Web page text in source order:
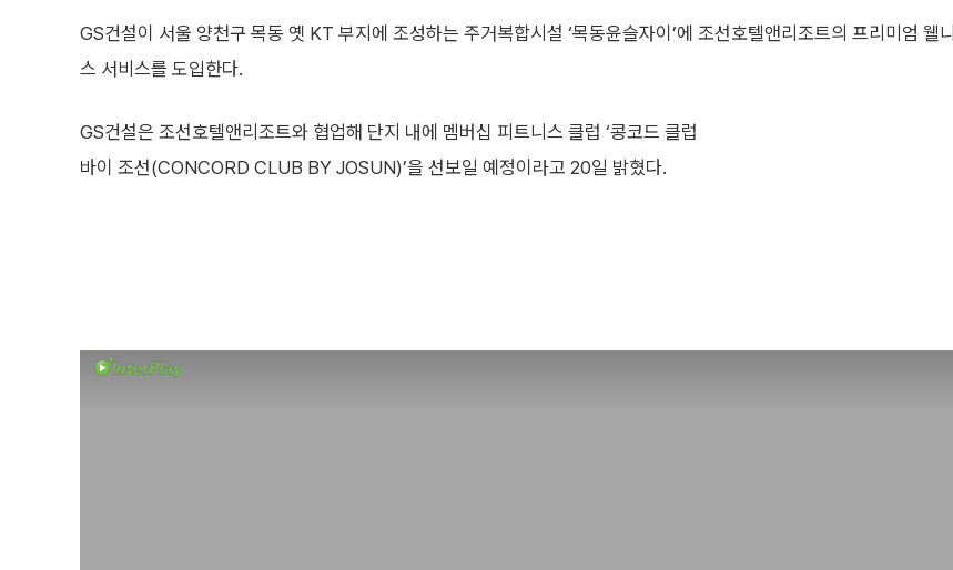
GS건설이 서울 양천구 목동 옛 KT 부지에 조성하는 주거복합시설 ‘목동윤슬자이’에 조선호텔앤리조트의 프리미엄 웰니
스 서비스를 도입한다.
GS건설은 조선호텔앤리조트와 협업해 단지 내에 멤버십 피트니스 클럽 ‘콩코드 클럽
바이 조선(CONCORD CLUB BY JOSUN)’을 선보일 예정이라고 20일 밝혔다.